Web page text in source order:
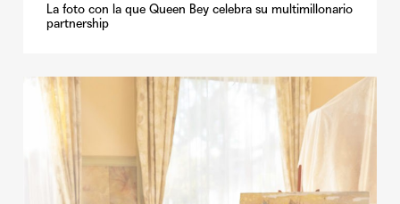
La foto con la que Queen Bey celebra su multimillonario
partnership